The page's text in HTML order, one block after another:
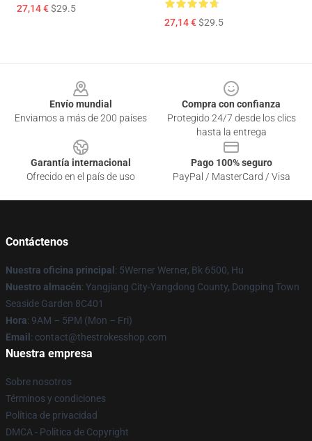
27,14 €$29.5
27,14 €$29.5
Envío mundial
Enviamos a más de 200 países
Compra con confianza
Protegido 24/7 desde los clics
hasta la entrega
Garantía internacional
Ofrecido en el país de uso
Pago 100% seguro
PayPal / MasterCard / Visa
Contáctenos
Nuestra oficina principal : 5Werner Werner, Bk 6500, Hu
Nuestro almacén: Yangjiang City-Yangdong County, Dongping Town
Seaside Garden 8C401
Hora: 9AM – 5PM (Mon – Fri)
Email : contact@thestrokesshop.com
Nuestra empresa
Sobre nosotros
Términos y condiciones
Política de privacidad
DMCA - Política de Copyright